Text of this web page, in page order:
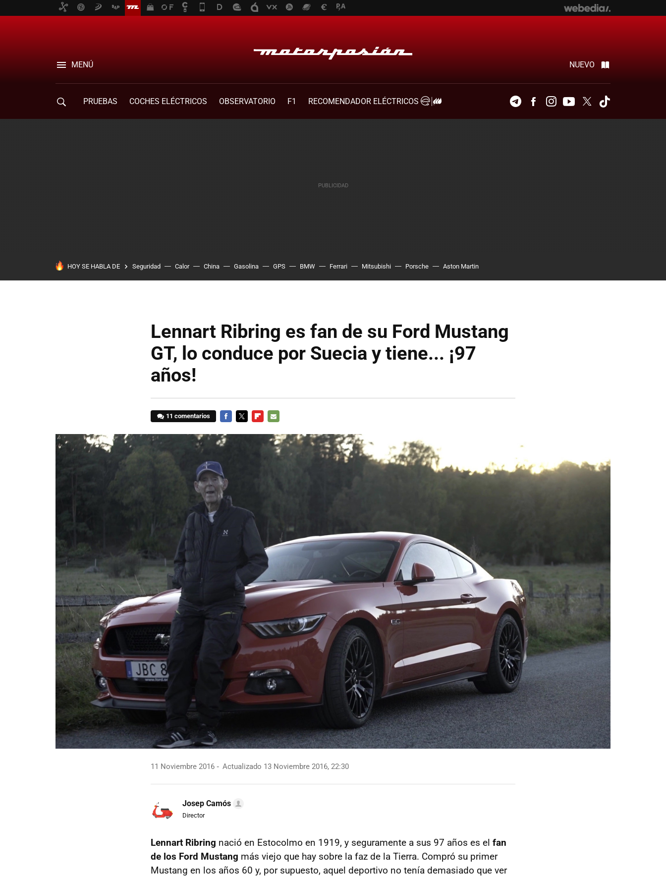
MENÚ NUEVO
PRUEBAS COCHES ELÉCTRICOS OBSERVATORIO F1
RECOMENDADOR ELÉCTRICOS
TelegramFacebookInstagramYoutubeTwitter
HOY SE HABLA DE Seguridad Calor China Gasolina GPS BMW Ferrari Mitsubishi Porsche Aston Martin
Lennart Ribring es fan de su Ford Mustang
GT, lo conduce por Suecia y tiene... ¡97
años!
11 comentarios
MAIL
11 Noviembre 2016 Actualizado 13 Noviembre 2016, 22:30
Josep Camós
Director
Lennart Ribring nació en Estocolmo en 1919, y seguramente a sus 97 años es el fan
de los Ford Mustang más viejo que hay sobre la faz de la Tierra. Compró su primer
Mustang en los años 60 y, por supuesto, aquel deportivo no tenía demasiado que ver